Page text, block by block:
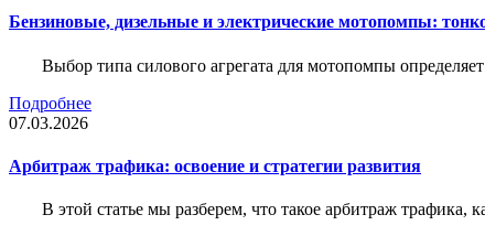
Бензиновые, дизельные и электрические мотопомпы:
Выбор типа силового агрегата для мотопомпы
Подробнее
07.03.2026
Арбитраж трафика: освоение и стратегии развития
В этой статье мы разберем, что такое арбитраж трафика,